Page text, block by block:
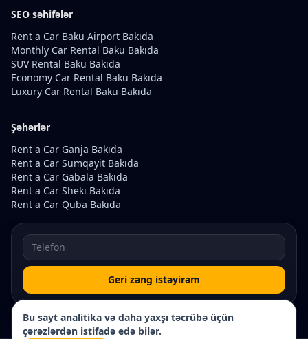
SEO səhifələr
Rent a Car Baku Airport Bakıda
Monthly Car Rental Baku Bakıda
SUV Rental Baku Bakıda
Economy Car Rental Baku Bakıda
Luxury Car Rental Baku Bakıda
Şəhərlər
Rent a Car Ganja Bakıda
Rent a Car Sumqayit Bakıda
Rent a Car Gabala Bakıda
Rent a Car Sheki Bakıda
Rent a Car Quba Bakıda
Geri zəng istəyirəm
Bu sayt analitika və daha yaxşı təcrübə üçün
çərəzlərdən istifadə edə bilər.